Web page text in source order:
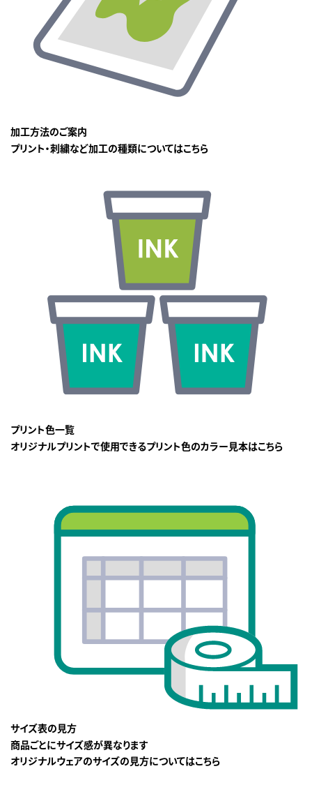
加工方法のご案内
プリント・刺繍など加工の種類についてはこちら
プリント色一覧
オリジナルプリントで使用できるプリント色のカラー見本はこちら
サイズ表の見方
商品ごとにサイズ感が異なります
オリジナルウェアのサイズの見方についてはこちら